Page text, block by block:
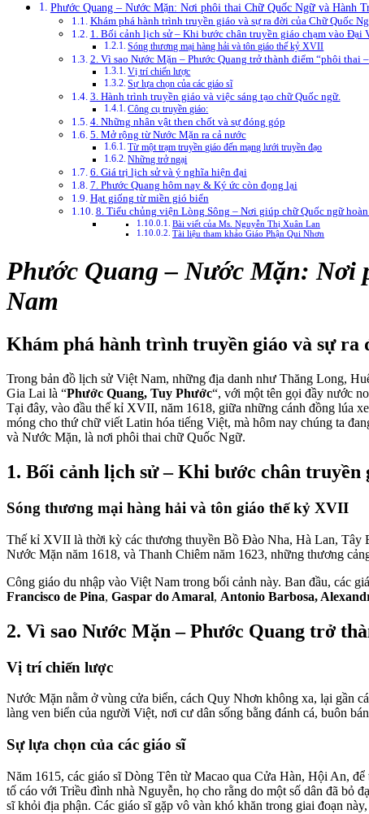
Phước Quang – Nước Mặn: Nơi phôi thai Chữ Quốc Ngữ và Hành
Khám phá hành trình truyền giáo và sự ra đời của Chữ Quốc
1. Bối cảnh lịch sử – Khi bước chân truyền giáo chạm vào Đại
Sóng thương mại hàng hải và tôn giáo thế kỷ XVII
2. Vì sao Nước Mặn – Phước Quang trở thành điểm “phôi thai
Vị trí chiến lược
Sự lựa chọn của các giáo sĩ
3. Hành trình truyền giáo và việc sáng tạo chữ Quốc ngữ.
Công cụ truyền giáo:
4. Những nhân vật then chốt và sự đóng góp
5. Mở rộng từ Nước Mặn ra cả nước
Từ một trạm truyền giáo đến mạng lưới truyền đạo
Những trở ngại
6. Giá trị lịch sử và ý nghĩa hiện đại
7. Phước Quang hôm nay & Ký ức còn đọng lại
Hạt giống từ miền gió biển
8. Tiểu chủng viện Lòng Sông – Nơi giúp chữ Quốc ngữ
Bài viết của Ms. Nguyễn Thị Xuân Lan
Tài liệu tham khảo Giáo Phận Qui Nhơn
Phước Quang – Nước Mặn: Nơi
Nam
Khám phá hành trình truyền giáo và sự ra
Trong bản đồ lịch sử Việt Nam, những địa danh như Thăng Long,
Gia Lai là “Phước Quang, Tuy Phước“, với một tên gọi đầy nước
Tại đây, vào đầu thế kỉ XVII, năm 1618, giữa những cánh đồng lúa
móng cho thứ chữ viết Latin hóa tiếng Việt, mà hôm nay chúng ta
và Nước Mặn, là nơi phôi thai chữ Quốc Ngữ.
1. Bối cảnh lịch sử – Khi bước chân
Sóng thương mại hàng hải và tôn giáo thế kỷ XVII
Thế kỉ XVII là thời kỳ các thương thuyền Bồ Đào Nha, Hà Lan, Tây
Nước Mặn năm 1618, và Thanh Chiêm năm 1623, những thương
Công giáo du nhập vào Việt Nam trong bối cảnh này. Ban đầu, các
Francisco de Pina, Gaspar do Amaral, Antonio Barbosa,
2. Vì sao Nước Mặn – Phước Quang trở
Vị trí chiến lược
Nước Mặn nằm ở vùng cửa biển, cách Quy Nhơn không xa, lại gần
làng ven biển của người Việt, nơi cư dân sống bằng đánh cá, buôn
Sự lựa chọn của các giáo sĩ
Năm 1615, các giáo sĩ Dòng Tên từ Macao qua Cửa Hàn, Hội An,
tố cáo với Triều đình nhà Nguyễn, họ cho rằng do một số dân đã bỏ
sĩ khỏi địa phận. Các giáo sĩ gặp vô vàn khó khăn trong giai đoạn